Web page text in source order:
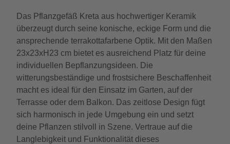
Das Pflanzgefäß Kreta aus hochwertiger Keramik
überzeugt durch seine konische, eckige Form und die
ansprechende terrakottafarbene Optik. Mit den Maßen
23x23xH23 cm bietet es ausreichend Platz für deine
individuellen Bepflanzungsideen. Die
witterungsbeständige und frostsichere Beschaffenheit
macht es ideal für den Einsatz im Garten, auf der
Terrasse oder dem Balkon. Das zeitlose Design fügt
sich harmonisch in jede Umgebung ein und setzt
deine Pflanzen stilvoll in Szene. Vertraue auf die
Langlebigkeit und Funktionalität dieses